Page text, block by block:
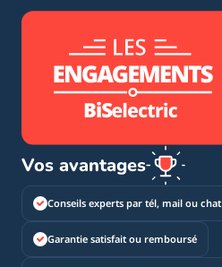
Vos avantages
Conseils experts par tél, mail ou chat
Garantie satisfait ou remboursé